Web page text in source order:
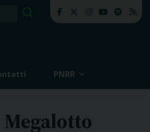
PNRR
Megalotto